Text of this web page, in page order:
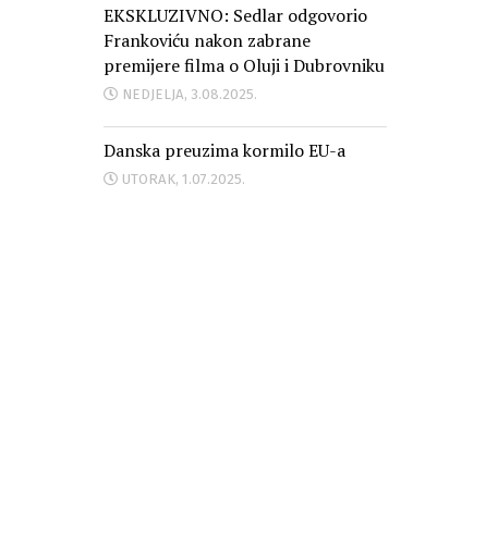
EKSKLUZIVNO: Sedlar odgovorio
Frankoviću nakon zabrane
premijere filma o Oluji i Dubrovniku
NEDJELJA, 3.08.2025.
Danska preuzima kormilo EU-a
UTORAK, 1.07.2025.